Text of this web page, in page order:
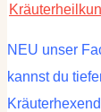
NEU unser
kannst du